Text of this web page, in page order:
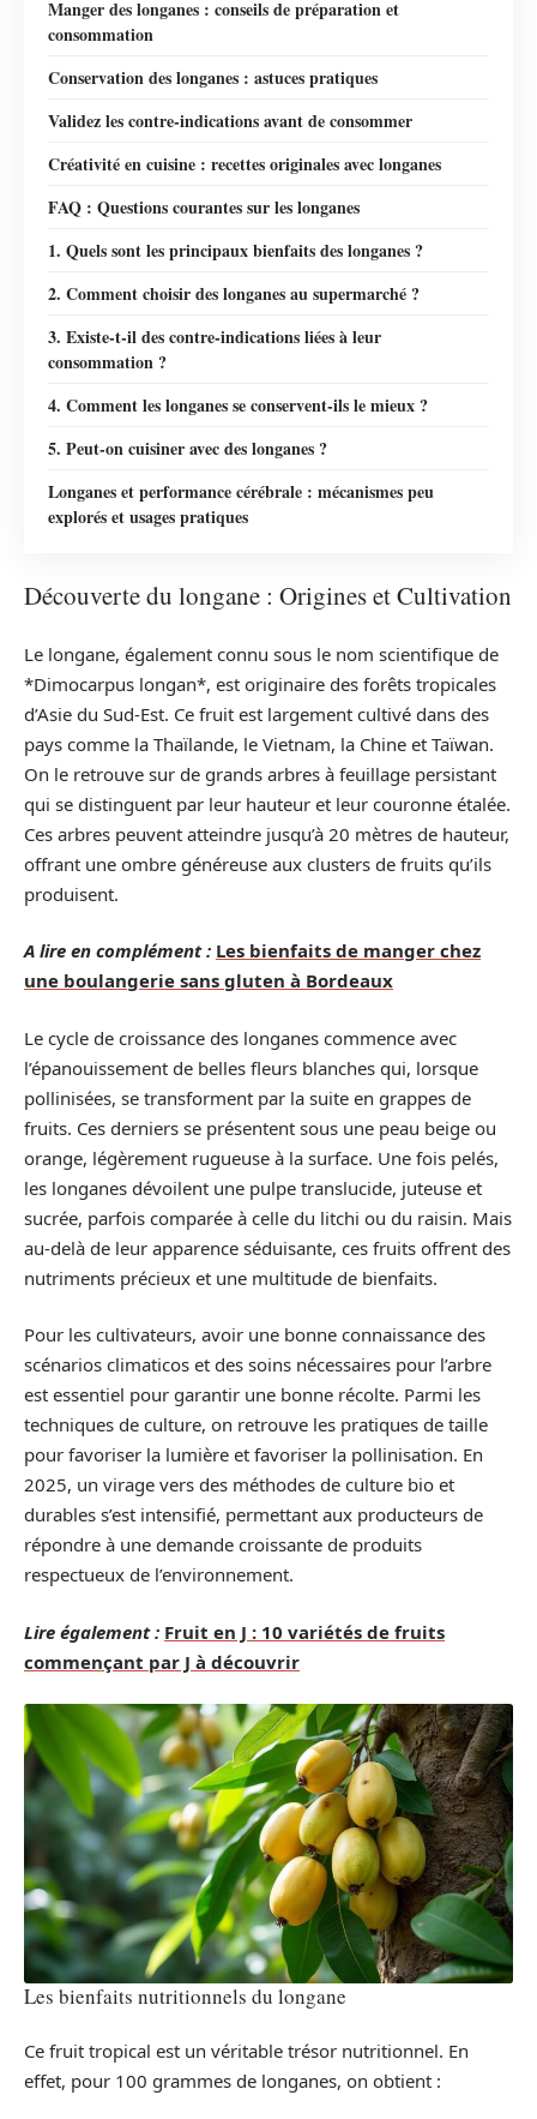
Manger des longanes : conseils de préparation et
consommation
Conservation des longanes : astuces pratiques
Validez les contre-indications avant de consommer
Créativité en cuisine : recettes originales avec longanes
FAQ : Questions courantes sur les longanes
1. Quels sont les principaux bienfaits des longanes ?
2. Comment choisir des longanes au supermarché ?
3. Existe-t-il des contre-indications liées à leur
consommation ?
4. Comment les longanes se conservent-ils le mieux ?
5. Peut-on cuisiner avec des longanes ?
Longanes et performance cérébrale : mécanismes peu
explorés et usages pratiques
Découverte du longane : Origines et Cultivation
Le longane, également connu sous le nom scientifique de
*Dimocarpus longan*, est originaire des forêts tropicales
d’Asie du Sud-Est. Ce fruit est largement cultivé dans des
pays comme la Thaïlande, le Vietnam, la Chine et Taïwan.
On le retrouve sur de grands arbres à feuillage persistant
qui se distinguent par leur hauteur et leur couronne étalée.
Ces arbres peuvent atteindre jusqu’à 20 mètres de hauteur,
offrant une ombre généreuse aux clusters de fruits qu’ils
produisent.
A lire en complément : Les bienfaits de manger chez
une boulangerie sans gluten à Bordeaux
Le cycle de croissance des longanes commence avec
l’épanouissement de belles fleurs blanches qui, lorsque
pollinisées, se transforment par la suite en grappes de
fruits. Ces derniers se présentent sous une peau beige ou
orange, légèrement rugueuse à la surface. Une fois pelés,
les longanes dévoilent une pulpe translucide, juteuse et
sucrée, parfois comparée à celle du litchi ou du raisin. Mais
au-delà de leur apparence séduisante, ces fruits offrent des
nutriments précieux et une multitude de bienfaits.
Pour les cultivateurs, avoir une bonne connaissance des
scénarios climaticos et des soins nécessaires pour l’arbre
est essentiel pour garantir une bonne récolte. Parmi les
techniques de culture, on retrouve les pratiques de taille
pour favoriser la lumière et favoriser la pollinisation. En
2025, un virage vers des méthodes de culture bio et
durables s’est intensifié, permettant aux producteurs de
répondre à une demande croissante de produits
respectueux de l’environnement.
Lire également : Fruit en J : 10 variétés de fruits
commençant par J à découvrir
Les bienfaits nutritionnels du longane
Ce fruit tropical est un véritable trésor nutritionnel. En
effet, pour 100 grammes de longanes, on obtient :